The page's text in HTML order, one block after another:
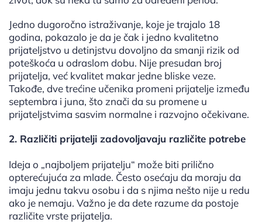
Jedno dugoročno istraživanje, koje je trajalo 18
godina, pokazalo je da je čak i jedno kvalitetno
prijateljstvo u detinjstvu dovoljno da smanji rizik od
poteškoća u odraslom dobu. Nije presudan broj
prijatelja, već kvalitet makar jedne bliske veze.
Takođe, dve trećine učenika promeni prijatelje između
septembra i juna, što znači da su promene u
prijateljstvima sasvim normalne i razvojno očekivane.
2. Različiti prijatelji zadovoljavaju različite potrebe
Ideja o „najboljem prijatelju“ može biti prilično
opterećujuća za mlade. Često osećaju da moraju da
imaju jednu takvu osobu i da s njima nešto nije u redu
ako je nemaju. Važno je da dete razume da postoje
različite vrste prijatelja.